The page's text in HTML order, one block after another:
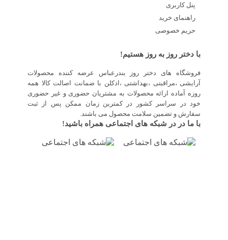
پنل کاربری
راهنمای خرید
حریم خصوصی
با دختر روز به روز هستیم!
فروشگاه های دختر روز بندرعباس عرضه کننده محصولات
آرایشی ،مراقبتی ،بهداشتی ،ادکلن با ضمانت اصالت کالا همه
روزه آماده ارائه محصولات به مشتریان حضوری و غیر حضوری
خود در سراسر کشور در کمترین زمان ممکن پس از ثبت
سفارش و تضمین سلامت محصول می باشند.
با ما در در شبکه های اجتماعی همراه باشید!